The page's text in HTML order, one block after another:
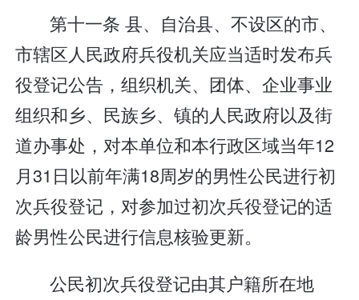
第十一条 县、自治县、不设区的市、
市辖区人民政府兵役机关应当适时发布兵
役登记公告，组织机关、团体、企业事业
组织和乡、民族乡、镇的人民政府以及街
道办事处，对本单位和本行政区域当年12
月31日以前年满18周岁的男性公民进行初
次兵役登记，对参加过初次兵役登记的适
龄男性公民进行信息核验更新。
公民初次兵役登记由其户籍所在地